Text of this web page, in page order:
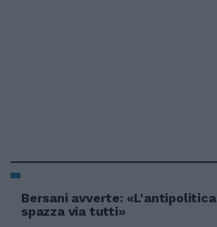
Bersani avverte: «L'antipolitica
spazza via tutti»